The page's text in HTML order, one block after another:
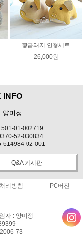
황금돼지 인형세트
26,000원
INFO
양미정
01-002719
52-030834
614984-02-001
Q&A 게시판
리방침 PC버전
자 : 양미정
73